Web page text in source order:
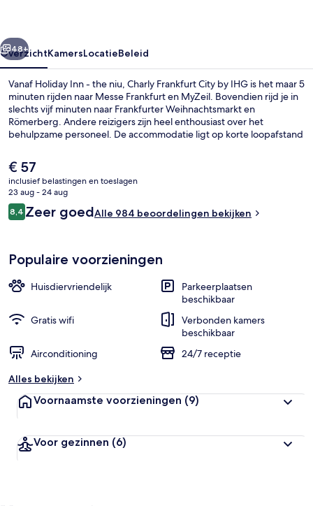
Frankfurt
City
by
IHG
Volgende
48+
OverzichtKamersLocatieBeleid
Vanaf Holiday Inn - the niu, Charly Frankfurt City by IHG is het maar 5
minuten rijden naar Messe Frankfurt en MyZeil. Bovendien rijd je in
slechts vijf minuten naar Frankfurter Weihnachtsmarkt en
Römerberg. Andere reizigers zijn heel enthousiast over het
behulpzame personeel. De accommodatie ligt op korte loopafstand
Republik Tramhalte en 5 minuten naar Metrostation Hauptbahnhof.
De
huidige
prijs
is
€ 57
€ 57
inclusief belastingen en toeslagen
23 aug - 24 aug
Beoordelingen
8,48,4 op 10 –
Zeer goedAlle 984 beoordelingen bekijken
Populaire voorzieningen
Huisdiervriendelijk
Parkeerplaatsen
beschikbaar
Gratis wifi
Verbonden kamers
beschikbaar
Airconditioning
24/7 receptie
Alles bekijken
Voornaamste voorzieningen (9)
Voor gezinnen (6)